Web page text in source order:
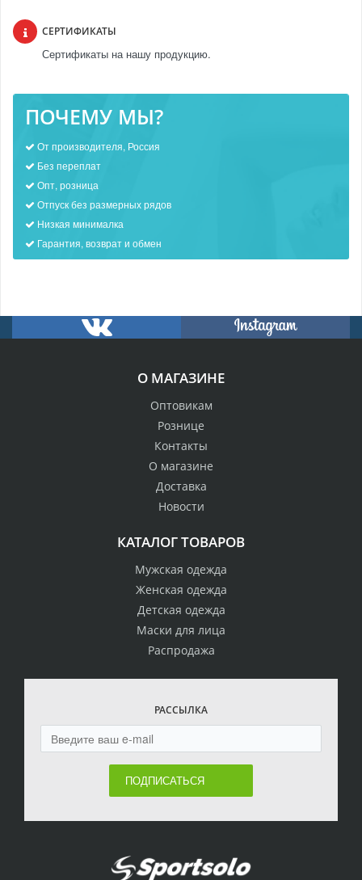
СЕРТИФИКАТЫ
Сертификаты на нашу продукцию.
ПОЧЕМУ МЫ?
От производителя, Россия
Без переплат
Опт, розница
Отпуск без размерных рядов
Низкая минималка
Гарантия, возврат и обмен
О МАГАЗИНЕ
Оптовикам
Рознице
Контакты
О магазине
Доставка
Новости
КАТАЛОГ ТОВАРОВ
Мужская одежда
Женская одежда
Детская одежда
Маски для лица
Распродажа
РАССЫЛКА
ПОДПИСАТЬСЯ